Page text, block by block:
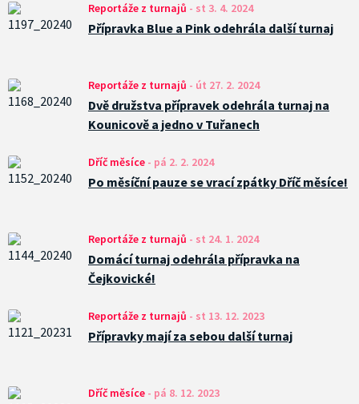
Reportáže z turnajů - st 3. 4. 2024
Přípravka Blue a Pink odehrála další turnaj
Reportáže z turnajů - út 27. 2. 2024
Dvě družstva přípravek odehrála turnaj na
Kounicově a jedno v Tuřanech
Dříč měsíce - pá 2. 2. 2024
Po měsíční pauze se vrací zpátky Dříč měsíce!
Reportáže z turnajů - st 24. 1. 2024
Domácí turnaj odehrála přípravka na
Čejkovické!
Reportáže z turnajů - st 13. 12. 2023
Přípravky mají za sebou další turnaj
Dříč měsíce - pá 8. 12. 2023